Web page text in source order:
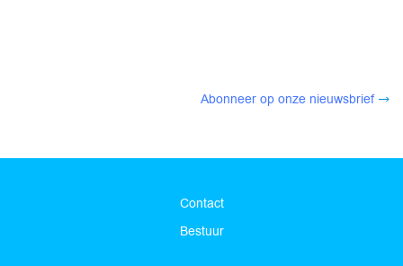
Abonneer op onze nieuwsbrief
Contact
Bestuur